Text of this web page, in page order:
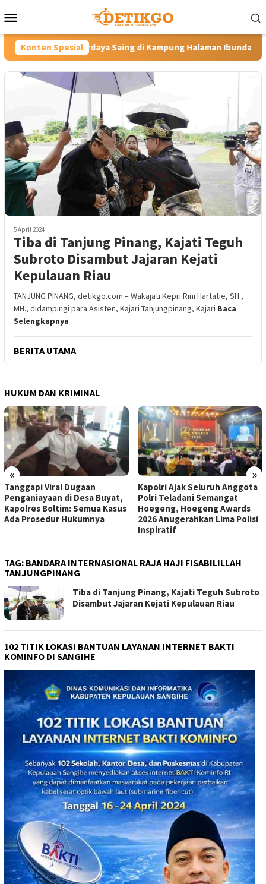
ke
Mobile
Konten Spesial
Saing di Kampung Halaman Ibunda Presiden
5 April 2024
Tiba di Tanjung Pinang, Kajati Teguh
Subroto Disambut Jajaran Kejati
Kepulauan Riau
TANJUNG PINANG, detikgo.com – Wakajati Kepri Rini Hartatie, SH.,
MH., didampingi para Asisten, Kajari Tanjungpinang, Kajari Baca
Selengkapnya
BERITA UTAMA
HUKUM DAN KRIMINAL
« »
Tanggapi Viral Dugaan
Penganiayaan di Desa Buyat,
Kapolres Boltim: Semua Kasus
Ada Prosedur Hukumnya
Kapolri Ajak Seluruh Anggota
Polri Teladani Semangat
Hoegeng, Hoegeng Awards
2026 Anugerahkan Lima Polisi
Inspiratif
TAG: BANDARA INTERNASIONAL RAJA HAJI FISABILILLAH
TANJUNGPINANG
Tiba di Tanjung Pinang, Kajati Teguh Subroto
Disambut Jajaran Kejati Kepulauan Riau
102 TITIK LOKASI BANTUAN LAYANAN INTERNET BAKTI
KOMINFO DI SANGIHE